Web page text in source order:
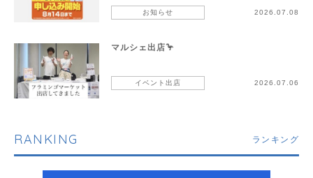
お知らせ 2026.07.08
マルシェ出店🦩
イベント出店 2026.07.06
RANKING ランキング